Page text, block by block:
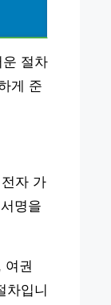
절차
게 준
자 가
명을
여권
차입니